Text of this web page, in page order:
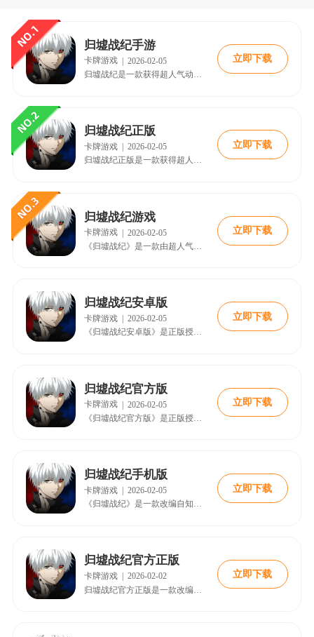
归墟战纪手游
卡牌游戏 | 2026-02-05
归墟战纪是一款获得超人气动漫《东京食尸鬼》正版授权的3D角色扮演手游。游戏将玩家带回东京这个充满张力与抉择的舞台，在这里，以人类为食的“喰种”潜伏于都市的阴影之中。
立即下载
归墟战纪正版
卡牌游戏
2026-02-05
归墟战纪正版是一款获得超人气动漫《东京食尸鬼》正版授权改编的3D角色扮演手游。游戏忠实还原了动漫中的东京舞台，在这里，以人类为食的“喰种”潜伏于都市的阴影之中。
立即下载
归墟战纪游戏
卡牌游戏 | 2026-02-05
立即下载
归墟战纪安卓版
卡牌游戏
2026-02-05
《归墟战纪安卓版》是正版授权改编自人气动漫《东京食尸鬼》的3D角色扮演手游。游戏将玩家带回那个充满张力与抉择的东京，在这里，人类与以血肉为食的“喰种”并存。
立即下载
归墟战纪官方版
卡牌游戏 | 2026-02-05
立即下载
归墟战纪手机版
卡牌游戏
2026-02-05
《归墟战纪》是一款改编自知名动漫《东京食尸鬼》的3D角色扮演手游。游戏将玩家带入一个人类与以血肉为食的“喰种”共存又对立的东京世界。
立即下载
归墟战纪官方正版
卡牌游戏
2026-02-02
立即下载